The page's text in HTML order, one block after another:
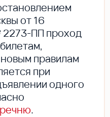
от 16
2273-ПП проход
правилам
при
одного
.